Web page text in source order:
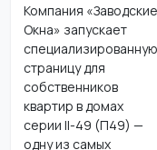
Компания «Заводские
Окна» запускает
специализированную
страницу для
собственников
квартир в домах
серии II-49 (П49) —
одну из самых